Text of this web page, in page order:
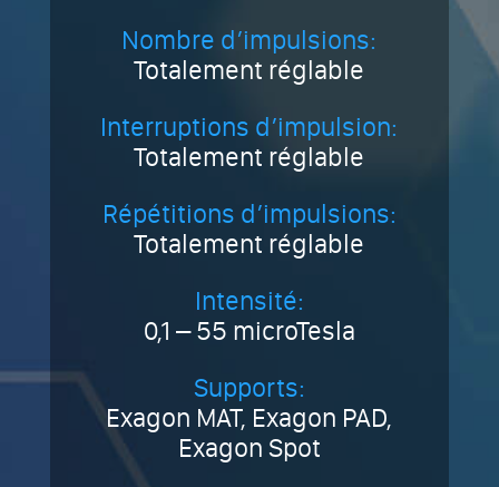
Nombre d’impulsions:
Totalement réglable
Interruptions d’impulsion:
Totalement réglable
Répétitions d’impulsions:
Totalement réglable
Intensité:
0,1 – 55 microTesla
Supports:
Exagon MAT, Exagon PAD,
Exagon Spot